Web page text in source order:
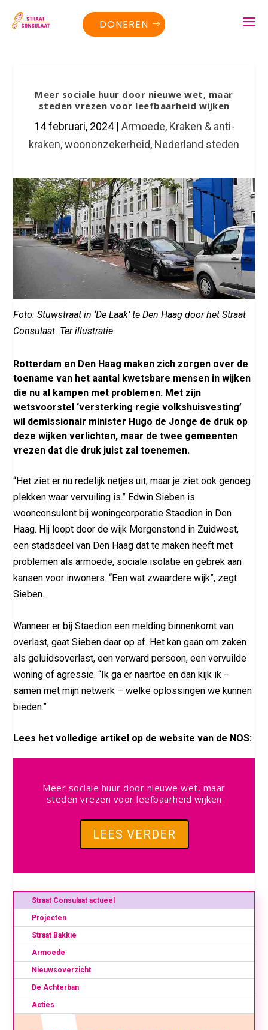
DONEREN
Meer sociale huur door nieuwe wet, maar
steden vrezen voor leefbaarheid wijken
14 februari, 2024| Armoede, Kraken & anti-
kraken, woononzekerheid, Nederland steden
Foto: Stuwstraat in ‘De Laak’ te Den Haag door het Straat
Consulaat. Ter illustratie.
Rotterdam en Den Haag maken zich zorgen over de
toename van het aantal kwetsbare mensen in wijken
die nu al kampen met problemen. Met zijn
wetsvoorstel ‘versterking regie volkshuisvesting’
wil demissionair minister Hugo de Jonge de druk op
deze wijken verlichten, maar de twee gemeenten
vrezen dat die druk juist zal toenemen.
“Het ziet er nu redelijk netjes uit, maar je ziet ook genoeg
plekken waar vervuiling is.” Edwin Sieben is
woonconsulent bij woningcorporatie Staedion in Den
Haag. Hij loopt door de wijk Morgenstond in Zuidwest,
een stadsdeel van Den Haag dat te maken heeft met
problemen als armoede, sociale isolatie en gebrek aan
kansen voor inwoners. “Een wat zwaardere wijk”, zegt
Sieben.
Wanneer er bij Staedion een melding binnenkomt van
overlast, gaat Sieben daar op af. Het kan gaan om zaken
als geluidsoverlast, een verward persoon, een vervuilde
woning of agressie. “Ik ga er naartoe en dan kijk ik –
samen met mijn netwerk – welke oplossingen we kunnen
bieden.”
Lees het volledige artikel op de website van de NOS:
Meer sociale huur door nieuwe wet, maar
steden vrezen voor leefbaarheid wijken
LEES VERDER
Straat Consulaat actueel
Projecten
Straat Bakkie
Armoede
Nieuwsoverzicht
De Achterban
Acties